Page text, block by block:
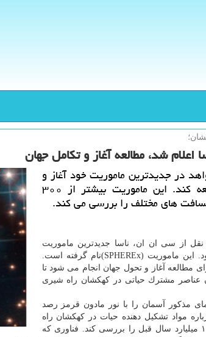
اعلام شد، مطالعه آغاز و تكامل جهان
در جدیدترین ماموریت خود آغاز و
تكامل جهان را مطالعه كند. این ماموریت بیشتر از ۳۰۰
های مختلف را بررسی می كند.
از سی ان ان، ناسا جدیدترین ماموریت
فضایی خودرا اعلام نمود. این ماموریت (SPHEREx)نام گرفته است.
مطالعه آغاز و تحول جهان انجام می شود تا
مشترك حیاتی در كهكشان راه شیری
مذكور آسمان را با نور مادون قرمز رصد
مواد تشكیل دهنده حیات در كهكشان راه
شیری انجام دهد و تا ۱۰ میلیارد سال قبل را بررسی كند. فناوری كه